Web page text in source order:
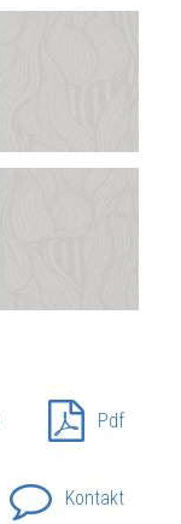
Pdf
Kontakt